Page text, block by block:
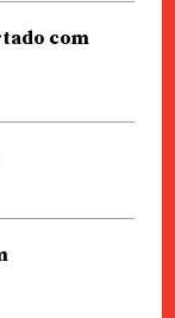
com